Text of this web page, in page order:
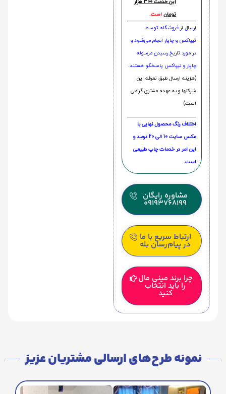
این خدمت 300 هزار
تومان است.
ارسال از فروشگاه توسط
تیپاکس و چاپار انجام می‌شود و
در مورد تاریخ رسیدن مرسوله
چاپار و تیپاکس پاسخگو هستند.
(هزینه ارسال طبق تعرفه این
شرکتها و به عهده مشتری گرامی
است)
اختلاف رنگ محصول نهایی با
عکس سایت 10 الی 20 درصد و
این امر در خدمات چاپ طبیعی
است.
مشاوره رایگان
09193768199
ارتباط سریع با ما
در پیام‌رسان بله
چرا برند مینی مال
را باید انتخاب
کنید
نمونه طرح‌های ارسالی مشتریان عزیز